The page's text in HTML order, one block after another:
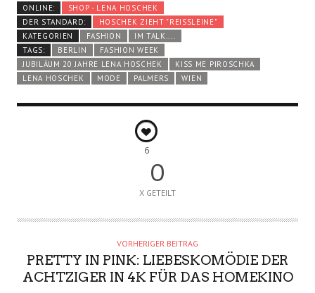
ONLINE:
SHOP - LENA HOSCHEK
DER STANDARD:
HOSCHEK ZIEHT "REISSLEINE"
KATEGORIEN
FASHION
IM TALK....
TAGS:
BERLIN
FASHION WEEK
JUBILÄUM 20 JAHRE LENA HOSCHEK
KISS ME PIROSCHKA
LENA HOSCHEK
MODE PALMERS WIEN
6
0
X GETEILT
VORHERIGER BEITRAG
PRETTY IN PINK: LIEBESKOMÖDIE DER
ACHTZIGER IN 4K FÜR DAS HOMEKINO